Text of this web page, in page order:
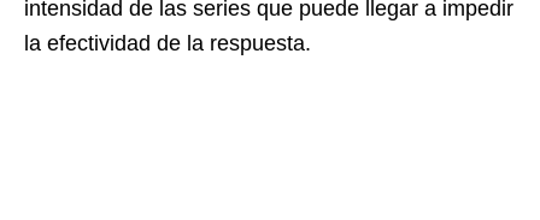
intensidad de las series que puede llegar a impedir
la efectividad de la respuesta.